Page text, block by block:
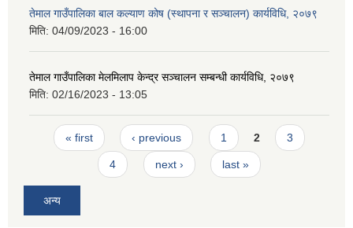
तेमाल गाउँपालिका बाल कल्याण कोष (स्थापना र सञ्चालन) कार्यविधि, २०७९
मिति: 04/09/2023 - 16:00
तेमाल गाउँपालिका मेलमिलाप केन्द्र सञ्चालन सम्बन्धी कार्यविधि, २०७९
मिति: 02/16/2023 - 13:05
Pages
« first ‹ previous 1 2 3
4 next › last »
अन्य